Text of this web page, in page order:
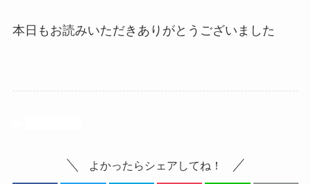
本日もお読みいただきありがとうございました
よかったらシェアしてね！